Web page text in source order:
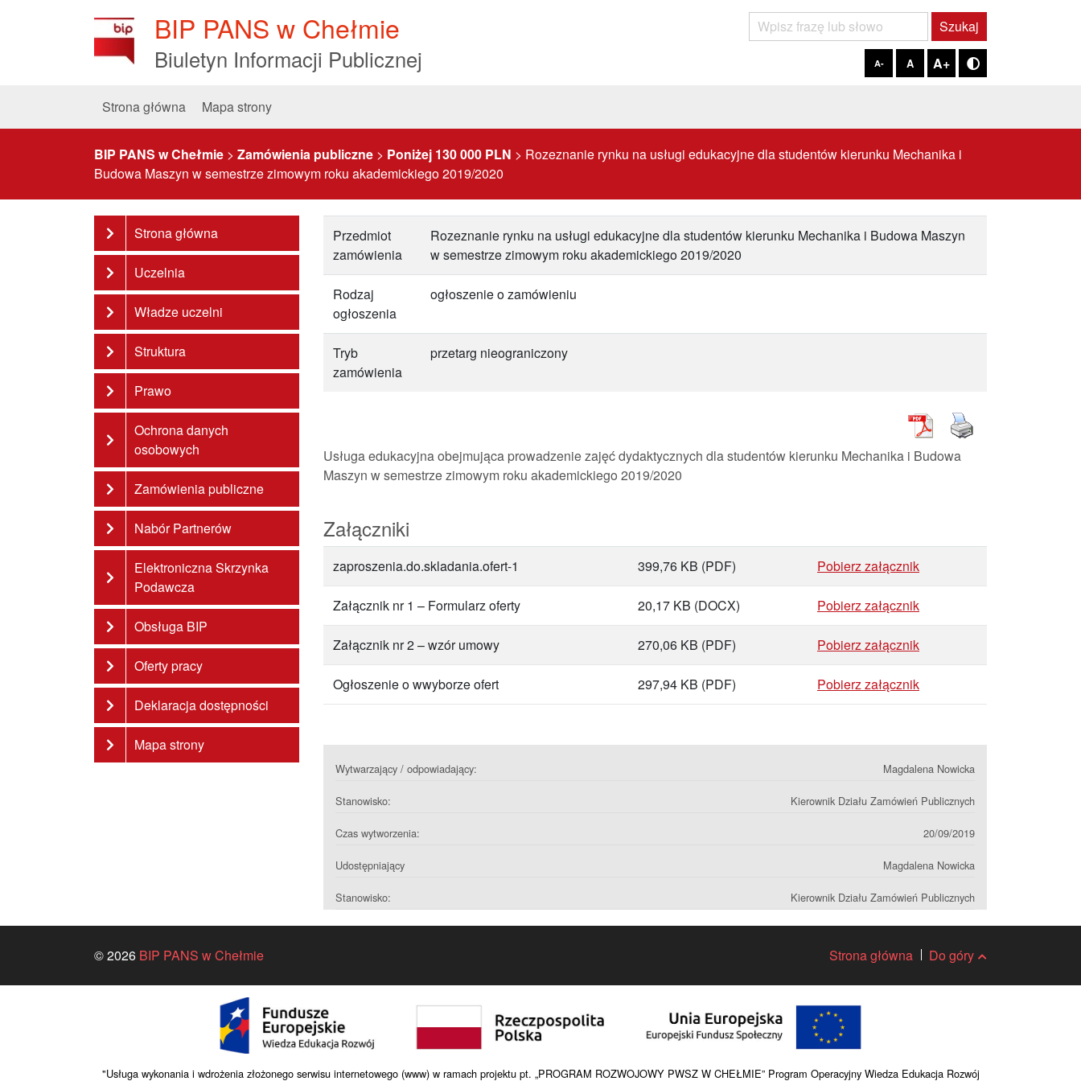
BIP PANS w Chełmie
Biuletyn Informacji Publicznej
Szukaj Szukaj
A- A A+
Tryb kontrastowy
Strona główna
Mapa strony
BIP PANS w Chełmie > Zamówienia publiczne > Poniżej 130 000 PLN > Rozeznanie rynku na usługi edukacyjne dla studentów kierunku Mechanika i
Budowa Maszyn w semestrze zimowym roku akademickiego 2019/2020
Strona główna
Uczelnia
Władze uczelni
Struktura
Prawo
Ochrona danych
osobowych
Zamówienia publiczne
Nabór Partnerów
Elektroniczna Skrzynka
Podawcza
Obsługa BIP
Oferty pracy
Deklaracja dostępności
Mapa strony
Przedmiot
zamówienia
Rozeznanie rynku na usługi edukacyjne dla studentów kierunku Mechanika i Budowa Maszyn
w semestrze zimowym roku akademickiego 2019/2020
Rodzaj
ogłoszenia
ogłoszenie o zamówieniu
Tryb
zamówienia
przetarg nieograniczony
Usługa edukacyjna obejmująca prowadzenie zajęć dydaktycznych dla studentów kierunku Mechanika i Budowa
Maszyn w semestrze zimowym roku akademickiego 2019/2020
Załączniki
zaproszenia.do.skladania.ofert-1 399,76 KB (PDF) Pobierz załącznik
Załącznik nr 1 – Formularz oferty 20,17 KB (DOCX) Pobierz załącznik
Załącznik nr 2 – wzór umowy 270,06 KB (PDF) Pobierz załącznik
Ogłoszenie o wwyborze ofert 297,94 KB (PDF) Pobierz załącznik
Wytwarzający / odpowiadający: Magdalena Nowicka
Stanowisko: Kierownik Działu Zamówień Publicznych
Czas wytworzenia: 20/09/2019
Udostępniający Magdalena Nowicka
Stanowisko: Kierownik Działu Zamówień Publicznych
© 2026 BIP PANS w Chełmie Strona główna Do góry
"Usługa wykonania i wdrożenia złożonego serwisu internetowego (www) w ramach projektu pt. „PROGRAM ROZWOJOWY PWSZ W CHEŁMIE” Program Operacyjny Wiedza Edukacja Rozwój